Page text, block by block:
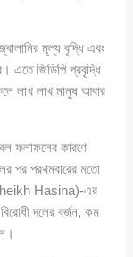
মূল্য বৃদ্ধি এবং
এতে জিডিপি প্রবৃদ্ধি
লাখ লাখ মানুষ আবার
ফলাফলের কারণে
পর প্রথমবারের মতো
Hasina)-এর
দলের বর্জন, কম